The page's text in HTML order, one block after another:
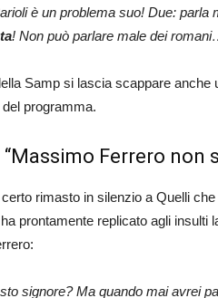
è un problema suo! Due: parla
! Non può parlare male dei
Samp si lascia scappare anche
programma.
Ferrero non
rimasto in silenzio a Quelli
prontamente replicato agli insulti
signore? Ma quando mai avrei